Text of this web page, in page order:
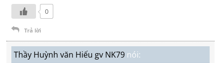
0
Trả lời
Thầy Huỳnh văn Hiếu gv NK79 nói: